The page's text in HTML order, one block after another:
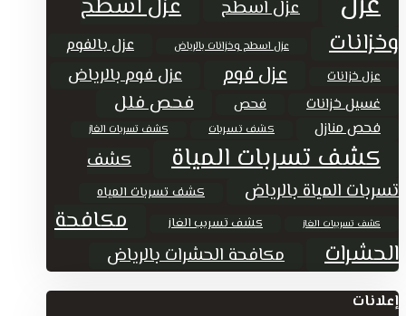
عزل اسطح
عزل اسطح
وخزانات
عزل اسطح وخزانات بالرياض عزل بالفوم
عزل خزانات عزل فوم عزل فوم بالرياض
غسيل خزانات فحص فحص فلل
فحص منازل كشف تسربات كشف تسربات الغاز
كشف تسربات المياة
كشف
تسربات المياة بالرياض
كشف تسربات المياه
كشف تسريبات الغاز كشف تسريب الغاز
مكافحة
الحشرات
مكافحة الحشرات بالرياض
إعلانات